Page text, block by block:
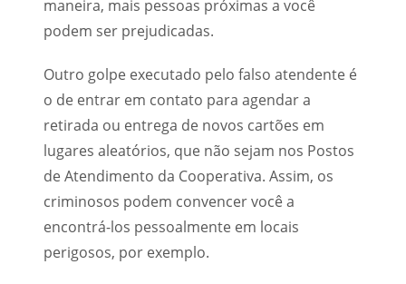
maneira, mais pessoas próximas a você
podem ser prejudicadas.
Outro golpe executado pelo falso atendente é
o de entrar em contato para agendar a
retirada ou entrega de novos cartões em
lugares aleatórios, que não sejam nos Postos
de Atendimento da Cooperativa. Assim, os
criminosos podem convencer você a
encontrá-los pessoalmente em locais
perigosos, por exemplo.